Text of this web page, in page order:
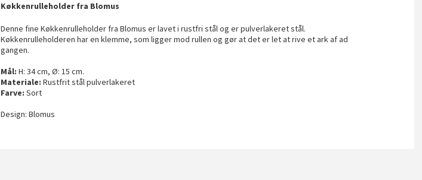
Køkkenrulleholder fra Blomus
Denne fine Køkkenrulleholder fra Blomus er lavet i rustfri stål og er pulverlakeret stål.
Køkkenrulleholderen har en klemme, som ligger mod rullen og gør at det er let at rive et ark af ad
gangen.
Mål: H: 34 cm, Ø: 15 cm.
Materiale: Rustfrit stål pulverlakeret
Farve: Sort
Design: Blomus